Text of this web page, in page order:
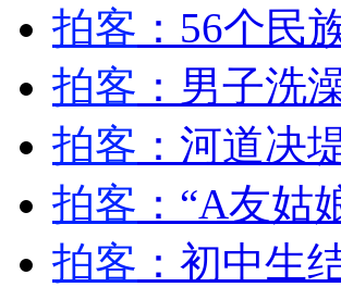
女孩北京地铁殴打老人 痛下狠手拳打
外交部：反对强权政治霸凌主义
拍客 ：56个民
拍客 ：男子洗
拍客 ：河道决
拍客 ：“A友姑
拍客 ：初中生